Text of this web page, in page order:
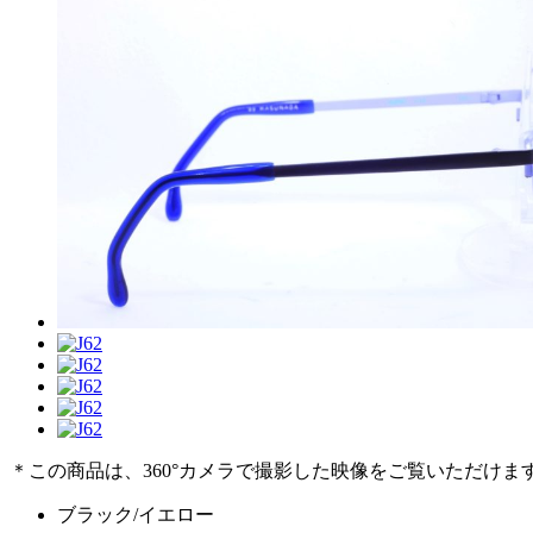
＊この商品は、360°カメラで撮影した映像をご覧いただけま
ブラック/イエロー